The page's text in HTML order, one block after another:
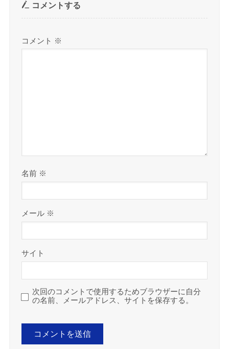
コメントする
コメント ※
名前 ※
メール ※
サイト
次回のコメントで使用するためブラウザーに自分
の名前、メールアドレス、サイトを保存する。